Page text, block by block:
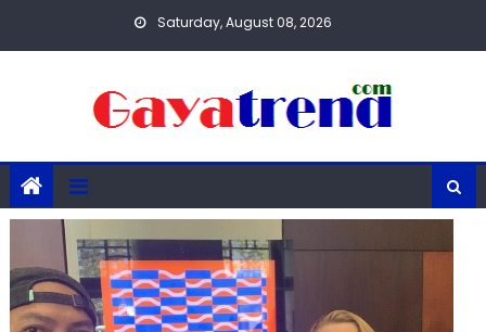
Saturday, August 08, 2026